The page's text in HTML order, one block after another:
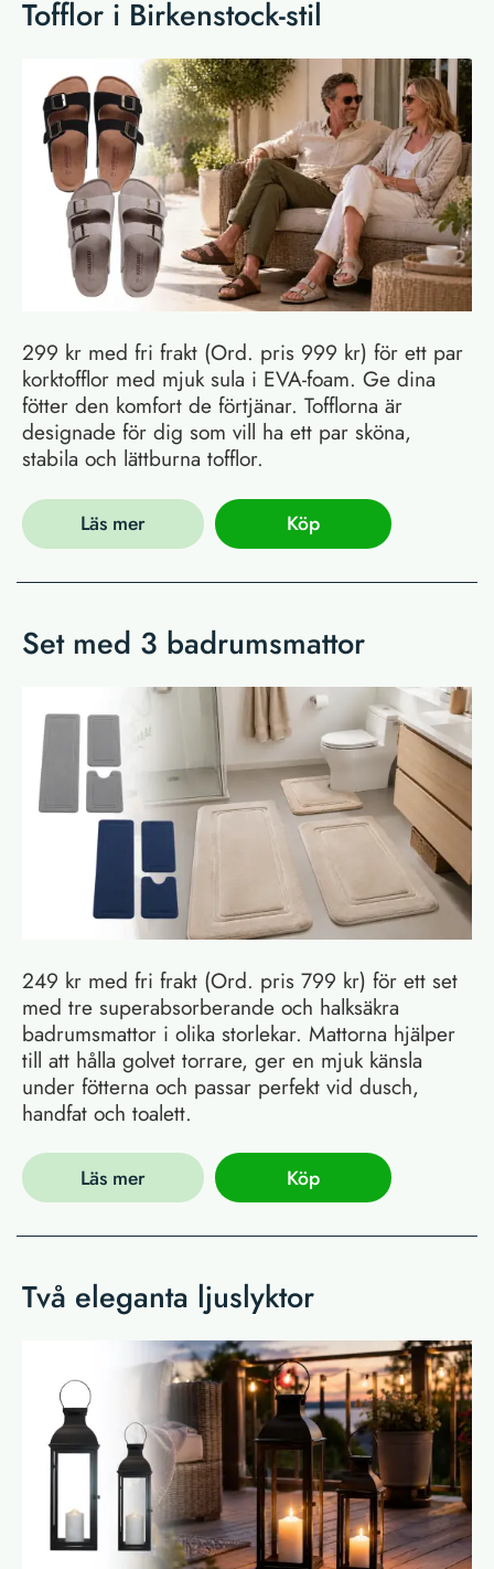
Tofflor i Birkenstock-stil
299 kr med fri frakt (Ord. pris 999 kr) för ett par
korktofflor med mjuk sula i EVA-foam. Ge dina
fötter den komfort de förtjänar. Tofflorna är
designade för dig som vill ha ett par sköna,
stabila och lättburna tofflor.
Läs mer Köp
Set med 3 badrumsmattor
249 kr med fri frakt (Ord. pris 799 kr) för ett set
med tre superabsorberande och halksäkra
badrumsmattor i olika storlekar. Mattorna hjälper
till att hålla golvet torrare, ger en mjuk känsla
under fötterna och passar perfekt vid dusch,
handfat och toalett.
Läs mer Köp
Två eleganta ljuslyktor